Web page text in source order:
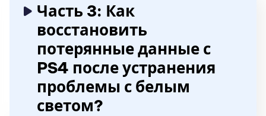
Часть 3: Как
восстановить
потерянные данные с
PS4 после устранения
проблемы с белым
светом?